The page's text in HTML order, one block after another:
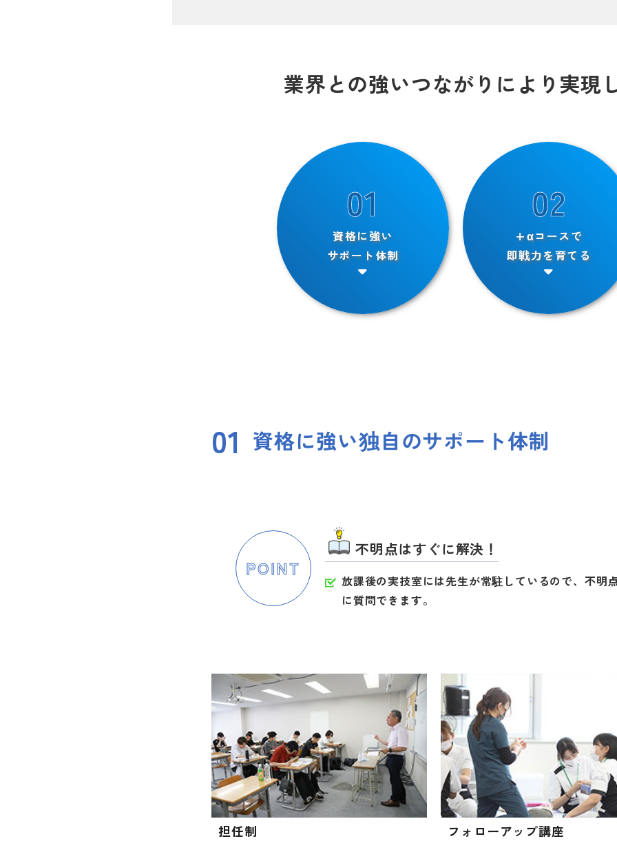
業界との強いつながりにより実現
01
資格に強い
サポート体制
02
+αコースで
即戦力を育てる
01 資格に強い独自のサポート体制
POINT
不明点はすぐに解決！
放課後の実技室には先生が常駐しているので、不明
に質問できます。
担任制 フォローアップ講座